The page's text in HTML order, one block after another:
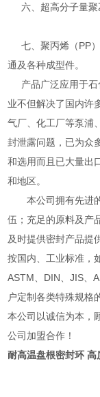
六、超高分子量聚
七、聚丙烯（PP）
通及各种成型件。
产品广泛应用于石
业不但解决了国内许
气厂、化工厂等泵浦
封泄露问题，已为众
和选用而且已大量出
和地区。
本公司拥有先进的
伍；充足的原料及产
及时提供密封产品提
按国内、工业标准，
ASTM、DIN、JIS、
户定制各类特殊规格
本公司以诚信为本，
公司加盟合作！
耐高温盘根密封环